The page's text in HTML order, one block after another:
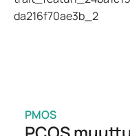
perusteella.
PMOS